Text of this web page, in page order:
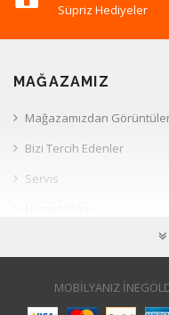
Süpriz Hediyeler
MAĞAZAMIZ
Mağazamızdan
Bizi Tercih Edenler
Servis
Hesabım
MOBİLYANIZ